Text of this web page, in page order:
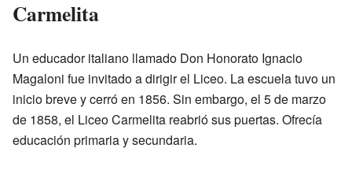
Carmelita
Un educador italiano llamado Don Honorato Ignacio
Magaloni fue invitado a dirigir el Liceo. La escuela tuvo un
inicio breve y cerró en 1856. Sin embargo, el 5 de marzo
de 1858, el Liceo Carmelita reabrió sus puertas. Ofrecía
educación primaria y secundaria.